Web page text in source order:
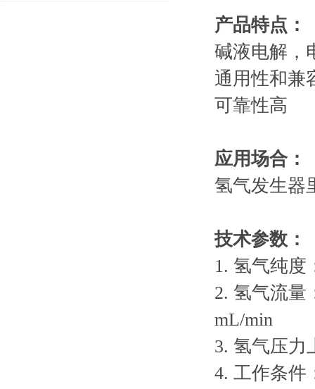
产品特点：
碱液电解，
通用性和兼
可靠性高
应用场合：
氢气发生器
技术参数：
1. 氢气纯度
2. 氢气流量
mL/min
3. 氢气压力
4. 工作条件